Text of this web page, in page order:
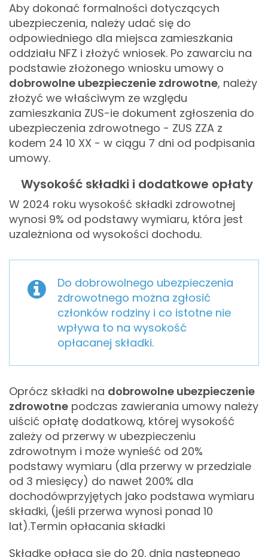
Aby dokonać formalności dotyczących
ubezpieczenia, należy udać się do
odpowiedniego dla miejsca zamieszkania
oddziału NFZ i złożyć wniosek. Po zawarciu na
podstawie złożonego wniosku umowy o
dobrowolne ubezpieczenie zdrowotne, należy
złożyć we właściwym ze względu
zamieszkania ZUS-ie dokument zgłoszenia do
ubezpieczenia zdrowotnego - ZUS ZZA z
kodem 24 10 XX - w ciągu 7 dni od podpisania
umowy.
Wysokość składki i dodatkowe opłaty
W 2024 roku wysokość składki zdrowotnej
wynosi 9% od podstawy wymiaru, która jest
uzależniona od wysokości dochodu.
Do dobrowolnego ubezpieczenia
zdrowotnego można zgłosić
członków rodziny i co istotne nie
wpływa to na wysokość
opłacanej składki.
Oprócz składki na dobrowolne ubezpieczenie
zdrowotne podczas zawierania umowy należy
uiścić opłatę dodatkową, której wysokość
zależy od przerwy w ubezpieczeniu
zdrowotnym i może wynieść od 20%
podstawy wymiaru (dla przerwy w przedziale
od 3 miesięcy) do nawet 200% dla
dochodówprzyjętych jako podstawa wymiaru
składki, (jeśli przerwa wynosi ponad 10
lat).Termin opłacania składki
Składkę opłaca się do 20. dnia następnego